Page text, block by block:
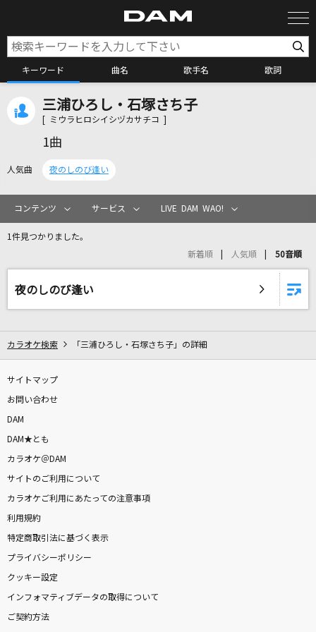
キーワード 曲名 歌手名 歌詞
カラオケ検索
カラオケリクエスト
リアルタイムで歌われている曲の一覧
Official髭男dism
チチンプイプイ
[生音]白雪
マルシィ
Seventh Heaven
七海うらら
[生音]Everything
三浦ひろし・石塚さち子
[ ミウラヒロシイシヅカサチコ ]
1曲
人気曲 夜のしのび逢い
コンテンツ サービス LIVE DAM WAO!
1件見つかりました。
新着順 人気順 50音順
夜のしのび逢い
カラオケ検索 「三浦ひろし・石塚さち子」の詳細
サイトマップ
お問い合わせ
DAM
DAM★とも
カラオケ＠DAM
サイトのご利用について
カラオケご利用にあたっての注意事項
利用規約
特定商取引法に基づく表示
プライバシーポリシー
クッキー設定
インフォマティブデータの取得について
ご契約方法